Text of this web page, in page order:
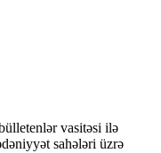
vasitəsi ilə
sahələri üzrə